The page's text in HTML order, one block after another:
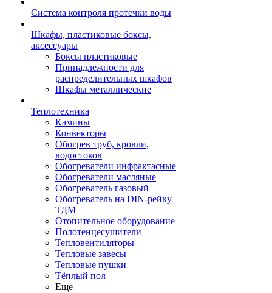
Система контроля протечки воды
Шкафы, пластиковые боксы,
аксессуары
Боксы пластиковые
Принадлежности для
распределительных шкафов
Шкафы металлические
Теплотехника
Камины
Конвекторы
Обогрев труб, кровли,
водостоков
Обогреватели инфрактасные
Обогреватели масляные
Обогреватель газовый
Обогреватель на DIN-рейку
ТДМ
Отопительное оборудование
Полотенцесушители
Тепловентиляторы
Тепловые завесы
Тепловые пушки
Тёплый пол
Ещё